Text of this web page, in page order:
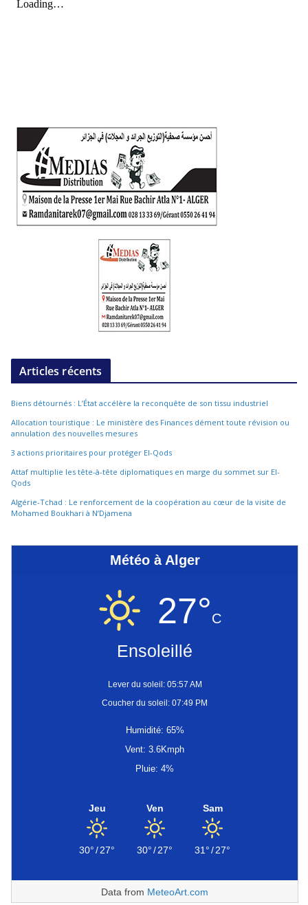
Articles récents
Biens détournés : L’État accélère la reconquête de son tissu industriel
Allocation touristique : Le ministère des Finances dément toute révision ou
annulation des nouvelles mesures
3 actions prioritaires pour protéger El-Qods
Attaf multiplie les tête-à-tête diplomatiques en marge du sommet sur El-
Qods
Algérie-Tchad : Le renforcement de la coopération au cœur de la visite de
Mohamed Boukhari à N’Djamena
Météo à Alger
27°C
Ensoleillé
Lever du soleil: 05:57 AM
Coucher du soleil: 07:49 PM
Humidité: 65%
Vent: 3.6Kmph
Pluie: 4%
Jeu
30°/27°
Ven
30°/27°
Sam
31°/27°
Data from MeteoArt.com